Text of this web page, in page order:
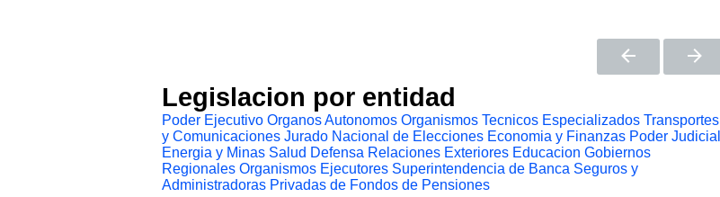
Legislacion por entidad
Poder Ejecutivo Organos Autonomos Organismos Tecnicos Especializados Transportes
y Comunicaciones Jurado Nacional de Elecciones Economia y Finanzas Poder Judicial
Energia y Minas Salud Defensa Relaciones Exteriores Educacion Gobiernos
Regionales Organismos Ejecutores Superintendencia de Banca Seguros y
Administradoras Privadas de Fondos de Pensiones